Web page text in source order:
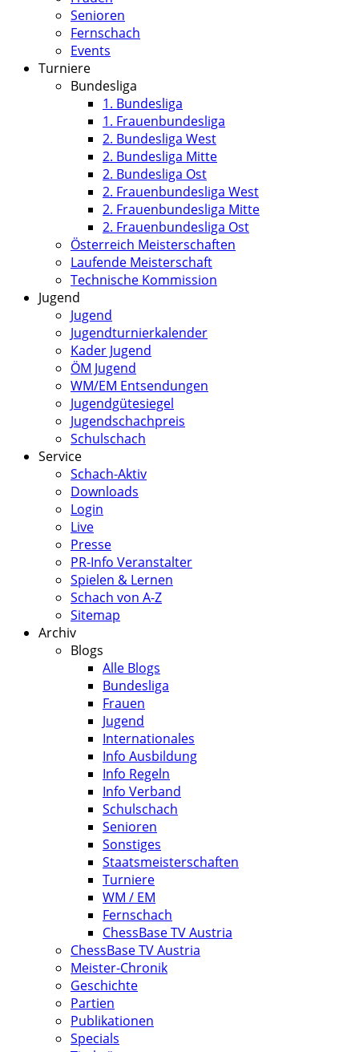
Senioren
Fernschach
Events
Turniere
Bundesliga
1. Bundesliga
1. Frauenbundesliga
2. Bundesliga West
2. Bundesliga Mitte
2. Bundesliga Ost
2. Frauenbundesliga West
2. Frauenbundesliga Mitte
2. Frauenbundesliga Ost
Österreich Meisterschaften
Laufende Meisterschaft
Technische Kommission
Jugend
Jugend
Jugendturnierkalender
Kader Jugend
ÖM Jugend
WM/EM Entsendungen
Jugendgütesiegel
Jugendschachpreis
Schulschach
Service
Schach-Aktiv
Downloads
Login
Live
Presse
PR-Info Veranstalter
Spielen & Lernen
Schach von A-Z
Sitemap
Archiv
Blogs
Alle Blogs
Bundesliga
Frauen
Jugend
Internationales
Info Ausbildung
Info Regeln
Info Verband
Schulschach
Senioren
Sonstiges
Staatsmeisterschaften
Turniere
WM / EM
Fernschach
ChessBase TV Austria
ChessBase TV Austria
Meister-Chronik
Geschichte
Partien
Publikationen
Specials